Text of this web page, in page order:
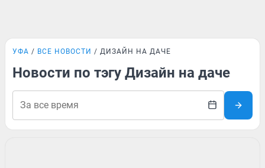
УФА ВСЕ НОВОСТИ ДИЗАЙН НА ДАЧЕ
Новости по тэгу Дизайн на даче